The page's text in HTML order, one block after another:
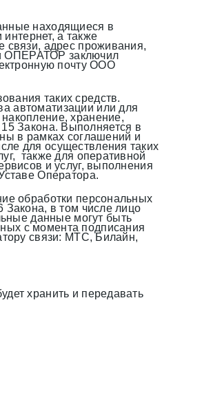
находящиеся в
а также
связи, адрес проживания,
ОПЕРАТОР заключил
почту ООО
таких средств.
автоматизации или для
хранение,
15 Закона. Выполняется в
в рамках соглашений и
для осуществления таких
также для оперативной
и услуг, выполнения
Оператора.
обработки персональных
Закона, в том числе лицо
данные могут быть
с момента подписания
связи: МТС, Билайн,
хранить и передавать